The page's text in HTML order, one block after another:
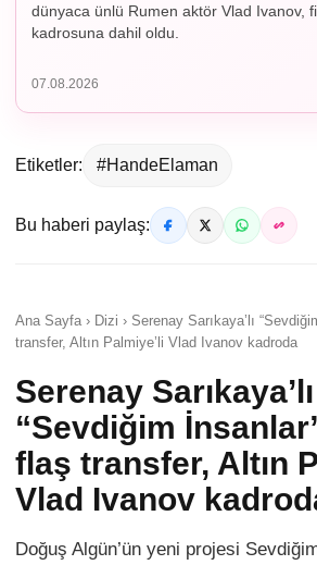
dünyaca ünlü Rumen aktör Vlad Ivanov,
kadrosuna dahil oldu.
07.08.2026
Etiketler: #HandeElaman
Bu haberi paylaş:
Ana Sayfa › Dizi › Serenay Sarıkaya’lı
transfer, Altın Palmiye’li Vlad Ivanov kadroda
Serenay Sarıkaya’lı
“Sevdiğim
flaş transfer, Altın
Vlad Ivanov
Doğuş Algün’ün yeni projesi